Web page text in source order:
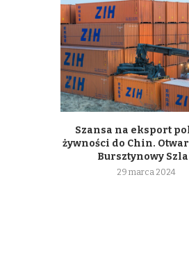
Szansa na eksport
żywności do Chin.
Bursztynowy
29 marca 2024